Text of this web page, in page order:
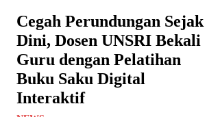
Cegah Perundungan Sejak
Dini, Dosen UNSRI Bekali
Guru dengan Pelatihan
Buku Saku Digital
Interaktif